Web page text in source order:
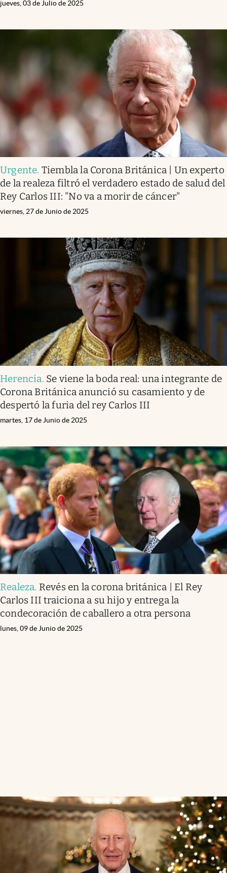
jueves, 03 de Julio de 2025
Urgente. Tiembla la Corona Británica | Un experto
de la realeza filtró el verdadero estado de salud del
Rey Carlos III: "No va a morir de cáncer"
viernes, 27 de Junio de 2025
Herencia. Se viene la boda real: una integrante de
Corona Británica anunció su casamiento y de
despertó la furia del rey Carlos III
martes, 17 de Junio de 2025
Realeza. Revés en la corona británica | El Rey
Carlos III traiciona a su hijo y entrega la
condecoración de caballero a otra persona
lunes, 09 de Junio de 2025